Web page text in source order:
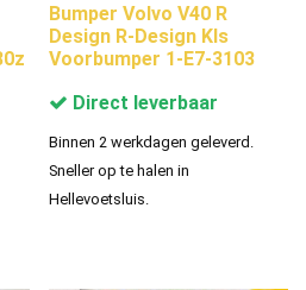
Bumper Volvo V40 R
Design R-Design Kls
Voorbumper 1-E7-3103
Direct leverbaar
Binnen 2 werkdagen geleverd.
Sneller op te halen in
Hellevoetsluis.